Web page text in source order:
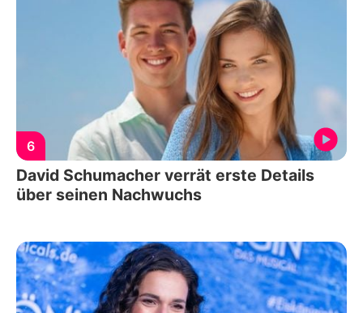
6
David Schumacher verrät erste Details
über seinen Nachwuchs